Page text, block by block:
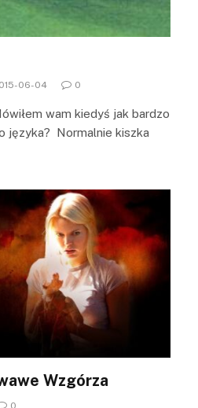
06-04 0
wam kiedyś jak bardzo
języka? Normalnie kiszka
Wzgórza
0